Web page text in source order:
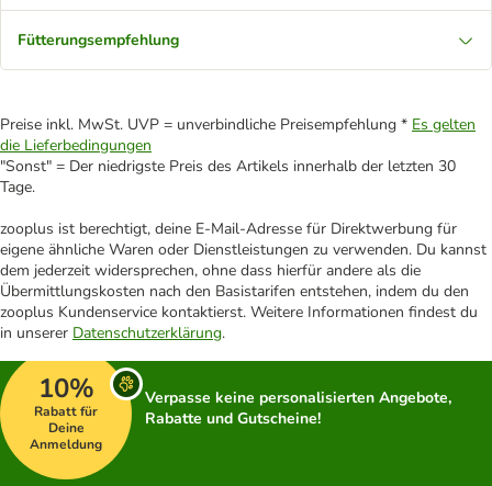
Fütterungsempfehlung
Preise inkl. MwSt. UVP = unverbindliche Preisempfehlung * Es gelten
die Lieferbedingungen
"Sonst" = Der niedrigste Preis des Artikels innerhalb der letzten 30
Tage.
zooplus ist berechtigt, deine E-Mail-Adresse für Direktwerbung für
eigene ähnliche Waren oder Dienstleistungen zu verwenden. Du kannst
dem jederzeit widersprechen, ohne dass hierfür andere als die
Übermittlungskosten nach den Basistarifen entstehen, indem du den
zooplus Kundenservice kontaktierst. Weitere Informationen findest du
in unserer Datenschutzerklärung.
10%
Rabatt für
Deine
Anmeldung
Verpasse keine personalisierten Angebote,
Rabatte und Gutscheine!